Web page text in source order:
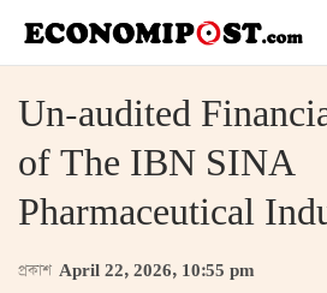
Un-audited
of The IBN SINA
Pharmaceutical
প্রকাশ April 22, 2026, 10:55 pm